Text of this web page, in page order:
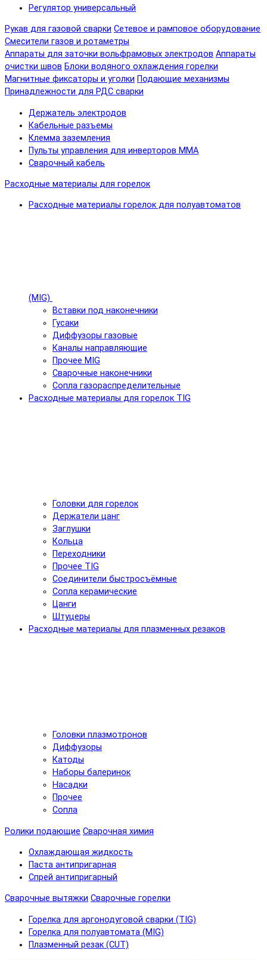
Регулятор универсальный
Рукав для газовой сварки Сетевое и рамповое оборудование
Смесители газов и ротаметры
Аппараты для заточки вольфрамовых электродов Аппараты
очистки швов Блоки водяного охлаждения горелки
Магнитные фиксаторы и уголки Подающие механизмы
Принадлежности для РДС сварки
Держатель электродов
Кабельные разъемы
Клемма заземления
Пульты управления для инверторов MMA
Сварочный кабель
Расходные материалы для горелок
Расходные материалы горелок для полуавтоматов
(MIG)
Вставки под наконечники
Гусаки
Диффузоры газовые
Каналы направляющие
Прочее MIG
Сварочные наконечники
Сопла газораспределительные
Расходные материалы для горелок TIG
Головки для горелок
Держатели цанг
Заглушки
Кольца
Переходники
Прочее TIG
Соединители быстросъёмные
Сопла керамические
Цанги
Штуцеры
Расходные материалы для плазменных резаков
Головки плазмотронов
Диффузоры
Катоды
Наборы балеринок
Насадки
Прочее
Сопла
Ролики подающие Сварочная химия
Охлаждающая жидкость
Паста антипригарная
Спрей антипригарный
Сварочные вытяжки Сварочные горелки
Горелка для аргонодуговой сварки (TIG)
Горелка для полуавтомата (MIG)
Плазменный резак (CUT)